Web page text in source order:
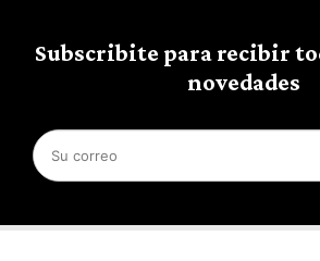
Subscribite para recibir
novedades